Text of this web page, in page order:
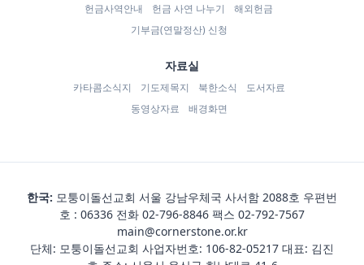
헌금사역안내
헌금 사연 나누기
해외헌금
기부금(연말정산) 신청
자료실
카타콤소식지 기도제목지 북한소식
도서자료
동영상자료
배경화면
한국: 모퉁이돌선교회 서울 강남우체국 사서함 2088호 우편번
호 : 06336 전화 02-796-8846 팩스 02-792-7567
main@cornerstone.or.kr
단체: 모퉁이돌선교회 사업자번호: 106-82-05217 대표: 김진